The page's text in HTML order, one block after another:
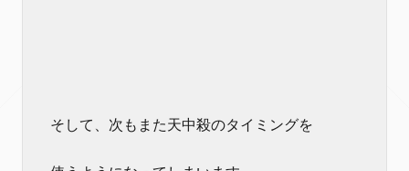
そして、次もまた天中殺のタイミングを